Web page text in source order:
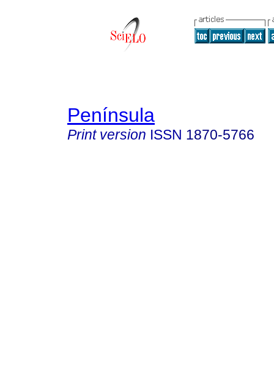
Península
Print version ISSN 1870-5766